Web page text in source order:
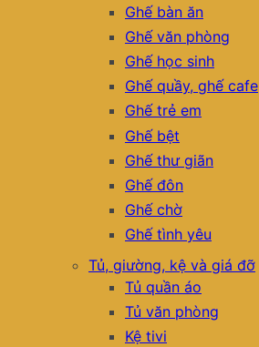
Ghế bàn ăn
Ghế văn phòng
Ghế học sinh
Ghế quầy, ghế cafe
Ghế trẻ em
Ghế bệt
Ghế thư giãn
Ghế đôn
Ghế chờ
Ghế tình yêu
Tủ, giường, kệ và giá đỡ
Tủ quần áo
Tủ văn phòng
Kệ tivi